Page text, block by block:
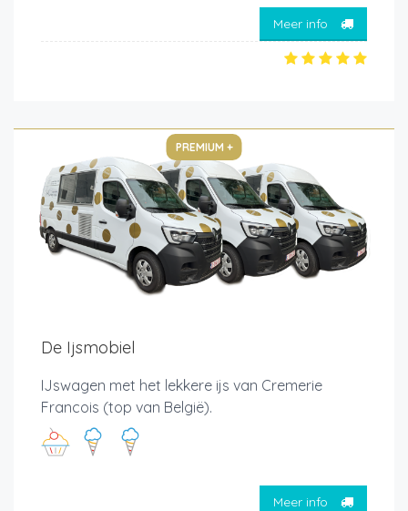
Meer info
PREMIUM +
De Ijsmobiel
IJswagen met het lekkere ijs van Cremerie
Francois (top van België).
Meer info